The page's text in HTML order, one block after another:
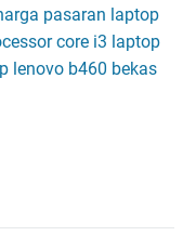
pasaran laptop
core i3 laptop
lenovo b460 bekas